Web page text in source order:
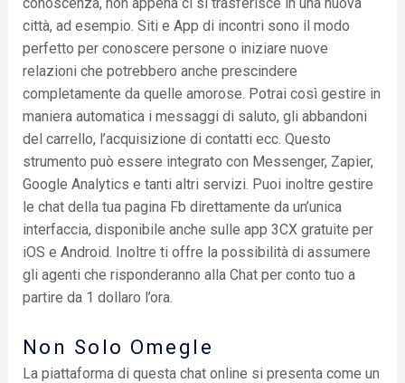
città, ad esempio. Siti e App di incontri sono il modo
perfetto per conoscere persone o iniziare nuove
relazioni che potrebbero anche prescindere
completamente da quelle amorose. Potrai così gestire in
maniera automatica i messaggi di saluto, gli abbandoni
del carrello, l’acquisizione di contatti ecc. Questo
strumento può essere integrato con Messenger, Zapier,
Google Analytics e tanti altri servizi. Puoi inoltre gestire
le chat della tua pagina Fb direttamente da un’unica
interfaccia, disponibile anche sulle app 3CX gratuite per
iOS e Android. Inoltre ti offre la possibilità di assumere
gli agenti che risponderanno alla Chat per conto tuo a
partire da 1 dollaro l’ora.
Non Solo Omegle
La piattaforma di questa chat online si presenta come un